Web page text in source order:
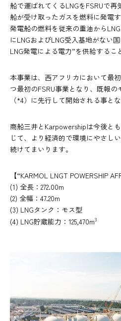
船で運ばれてくるLNGをFSRUで
船が受け取ったガスを燃料に発電
発電船の燃料を従来の重油から
にLNGおよびLNG受入基地がない
LNG発電による電力”を供給するこ
本事業は、西アフリカにおいて最
つ最初のFSRU事業となり、既報
（*4）に先行して開始される事とな
商船三井とKarpowershipは今後と
じて、より経済的で環境にやさし
続けてまいります。
【“KARMOL LNGT POWERSHIP
(1) 全長：272.00m
(2) 全幅：47.20m
(3) LNGタンク：モス型
(4) LNG貯蔵能力：125,470m3